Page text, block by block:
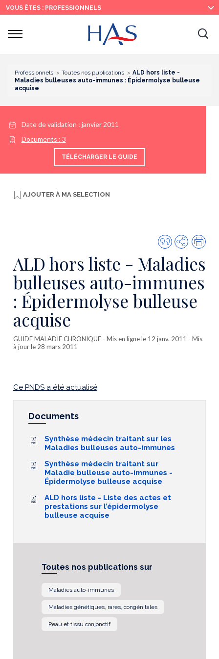
Recherche
Menu
principal
Contenu
principal
VOUS ÊTES : PROFESSIONNELS
Ouvrir
Professionnels Toutes nos publications
ALD hors liste -
Maladies bulleuses auto-immunes : Épidermolyse bulleuse
acquise
Date de validation : janvier 2011
Documents : 3
TÉLÉCHARGER LE GUIDE
AJOUTER À MA SELECTION
Citer
cette
publication
Partager
ALD hors liste - Maladies
bulleuses auto-immunes
: Épidermolyse bulleuse
acquise
GUIDE MALADIE CHRONIQUE - Mis en ligne le 12 janv. 2011 - Mis
à jour le 28 mars 2011
Ce PNDS a été actualisé
Documents
Synthèse médecin traitant sur les
Maladies bulleuses auto-immunes
Synthèse médecin traitant sur
Maladie bulleuse auto-immunes -
Épidermolyse bulleuse acquise
ALD hors liste - Liste des actes et
prestations sur l’épidermolyse
bulleuse acquise
Toutes nos publications sur
Maladies auto-immunes
Maladies génétiques, rares, congénitales
Peau et tissu conjonctif